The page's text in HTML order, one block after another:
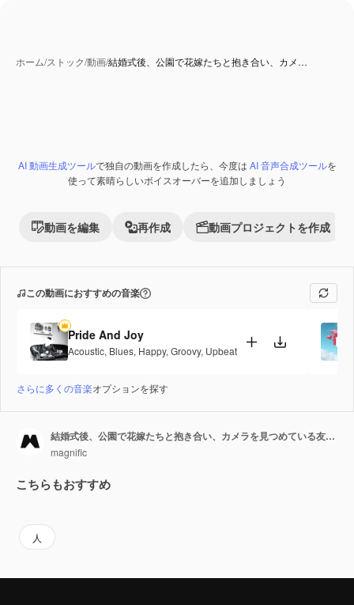
ホーム/ストック/動画/結婚式後、公園で花嫁たちと抱き合い、カメ…
AI 動画生成ツールで独自の動画を作成したら、今度は AI 音声合成ツールを
使って素晴らしいボイスオーバーを追加しましょう
動画を編集 再作成 動画プロジェクトを作成
この動画におすすめの音楽
Pride And Joy
Acoustic, Blues, Happy, Groovy, Upbeat
さらに多くの音楽オプションを探す
結婚式後、公園で花嫁たちと抱き合い、カメラを見つめている友人たち。
magnific
こちらもおすすめ
人